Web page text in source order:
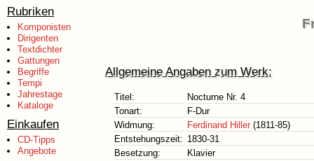
Rubriken
Komponisten
Dirigenten
Textdichter
Gattungen
Begriffe
Tempi
Jahrestage
Kataloge
Einkaufen
CD-Tipps
Angebote
Allgemeine Angaben zum Werk:
Titel:
Nocturne Nr. 4
Tonart:
F-Dur
Widmung:
Ferdinand Hiller (1811-85)
Entstehungszeit: 1830-31
Besetzung:
Klavier